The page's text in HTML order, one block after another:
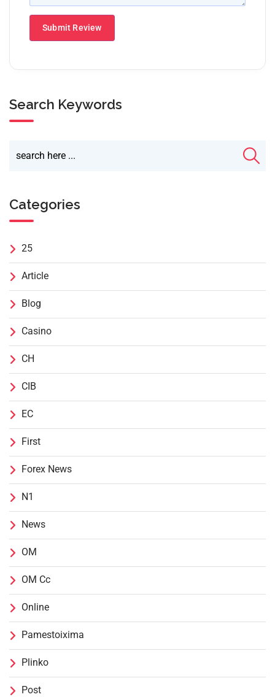
Search Keywords
Categories
25
Article
Blog
Casino
CH
CIB
EC
First
Forex News
N1
News
OM
OM Cc
Online
Pamestoixima
Plinko
Post